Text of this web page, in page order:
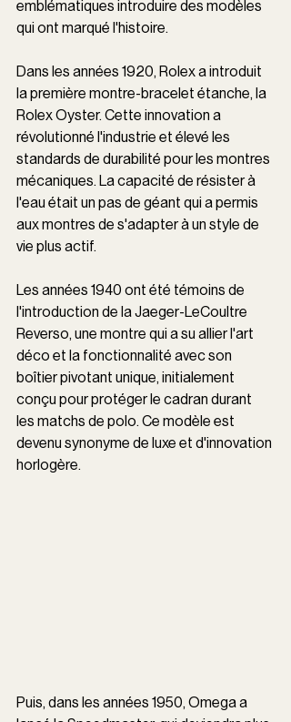
emblématiques introduire des modèles
qui ont marqué l'histoire.
Dans les années 1920, Rolex a introduit
la première montre-bracelet étanche, la
Rolex Oyster. Cette innovation a
révolutionné l'industrie et élevé les
standards de durabilité pour les montres
mécaniques. La capacité de résister à
l'eau était un pas de géant qui a permis
aux montres de s'adapter à un style de
vie plus actif.
Les années 1940 ont été témoins de
l'introduction de la Jaeger-LeCoultre
Reverso, une montre qui a su allier l'art
déco et la fonctionnalité avec son
boîtier pivotant unique, initialement
conçu pour protéger le cadran durant
les matchs de polo. Ce modèle est
devenu synonyme de luxe et d'innovation
horlogère.
Puis, dans les années 1950, Omega a